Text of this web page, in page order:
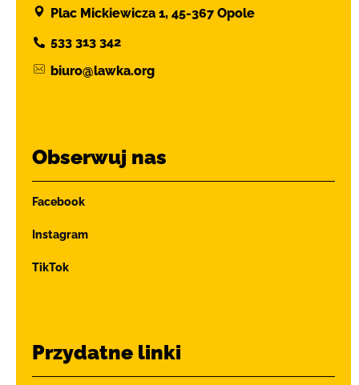
Plac Mickiewicza 1, 45-367 Opole
533 313 342
biuro@lawka.org
Obserwuj nas
Facebook
Instagram
TikTok
Przydatne linki